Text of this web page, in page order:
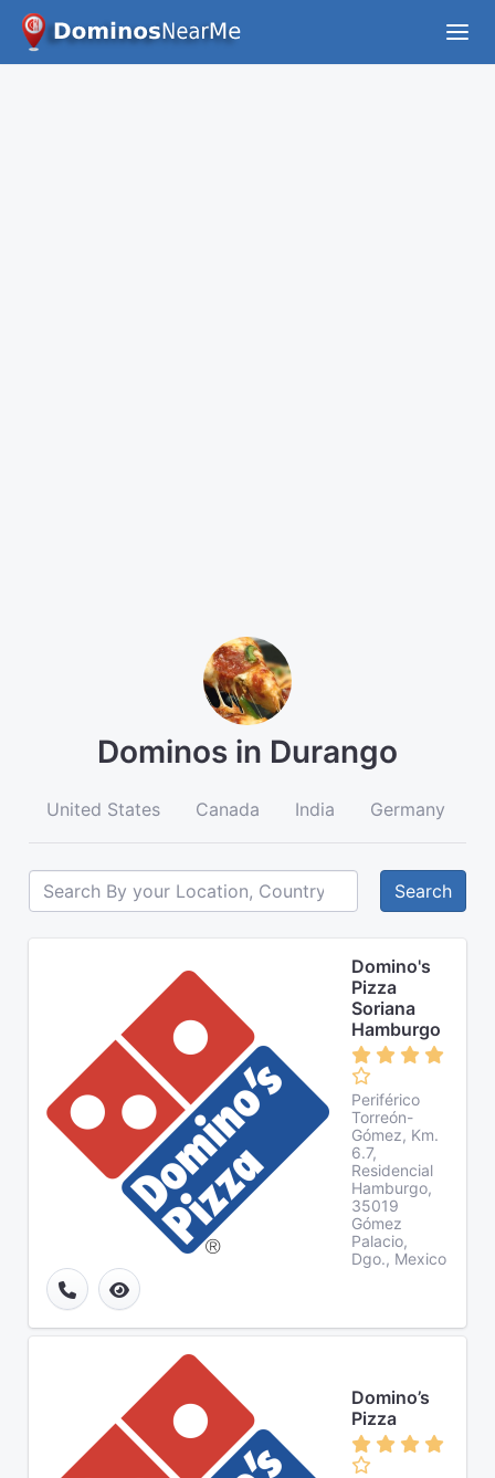
Dominos in Durango
United States Canada India Germany
Search
Domino's
Pizza
Soriana
Hamburgo
Periférico
Torreón-
Gómez, Km.
6.7,
Residencial
Hamburgo,
35019
Gómez
Palacio,
Dgo., Mexico
Domino’s
Pizza